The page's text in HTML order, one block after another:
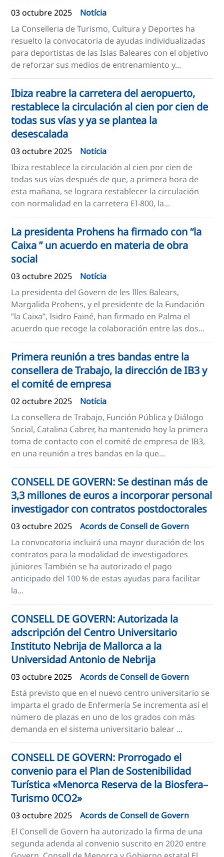
03 octubre 2025
Notícia
La Conselleria de Turismo, Cultura y Deportes ha
resuelto la convocatoria de ayudas individualizadas
para deportistas de las Islas Baleares con el objetivo
de reforzar sus medios de entrenamiento y...
Ibiza reabre la carretera del aeropuerto,
restablece la circulación al cien por cien de
todas sus vías y ya se plantea la
desescalada
03 octubre 2025
Notícia
Ibiza restablece la circulación al cien por cien de
todas sus vías después de que, a primera hora de
esta mañana, se lograra restablecer la circulación
con normalidad en la carretera EI-800, la...
La presidenta Prohens ha firmado con “la
Caixa ” un acuerdo en materia de obra
social
03 octubre 2025
Notícia
La presidenta del Govern de les Illes Balears,
Margalida Prohens, y el presidente de la Fundación
”la Caixa”, Isidro Fainé, han firmado en Palma el
acuerdo que recoge la colaboración entre las dos...
Primera reunión a tres bandas entre la
consellera de Trabajo, la dirección de IB3 y
el comité de empresa
02 octubre 2025
Notícia
La consellera de Trabajo, Función Pública y Diálogo
Social, Catalina Cabrer, ha mantenido hoy la primera
toma de contacto con el comité de empresa de IB3,
en una reunión a tres bandas en la que...
CONSELL DE GOVERN: Se destinan más de
3,3 millones de euros a incorporar personal
investigador con contratos postdoctorales
03 octubre 2025
Acords de Consell de Govern
La convocatoria incluirá una mayor duración de los
contratos para la modalidad de investigadores
júniores También se ha autorizado el pago
anticipado del 100 % de estas ayudas para facilitar
la...
CONSELL DE GOVERN: Autorizada la
adscripción del Centro Universitario
Instituto Nebrija de Mallorca a la
Universidad Antonio de Nebrija
03 octubre 2025
Acords de Consell de Govern
Está previsto que en el nuevo centro universitario se
imparta el grado de Enfermería Se incrementa así el
número de plazas en uno de los grados con más
demanda en el sistema universitario balear ...
CONSELL DE GOVERN: Prorrogado el
convenio para el Plan de Sostenibilidad
Turística «Menorca Reserva de la Biosfera–
Turismo 0CO2»
03 octubre 2025
Acords de Consell de Govern
El Consell de Govern ha autorizado la firma de una
segunda adenda al convenio suscrito en 2020 entre